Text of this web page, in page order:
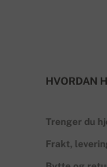
HVORDAN
Trenger du
Frakt,